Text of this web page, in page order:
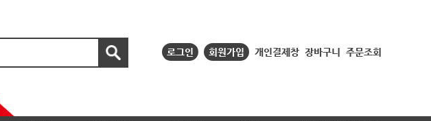
로그인 회원가입 개인결제창 장바구니 주문조회